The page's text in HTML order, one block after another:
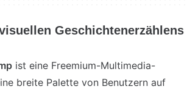
Geschichtenerzählens
ist eine Freemium-Multimedia-
breite Palette von Benutzern auf